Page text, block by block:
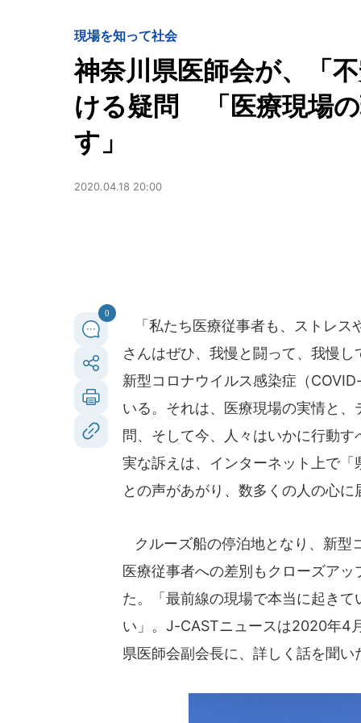
現場を知って社会
神奈川県医師会が、「
ける疑問 「医療現場
す」
2020.04.18 20:00
0
「私たち医療従事者も、ストレス
さんはぜひ、我慢と闘って、我慢
新型コロナウイルス感染症（
いる。それは、医療現場の実情と
問、そして今、人々はいかに行動
実な訴えは、インターネット上で
との声があがり、数多くの人の心に
クルーズ船の停泊地となり、新型
医療従事者への差別もクローズア
た。「最前線の現場で本当に起き
い」。J-CASTニュースは2020年4
県医師会副会長に、詳しく話を聞い